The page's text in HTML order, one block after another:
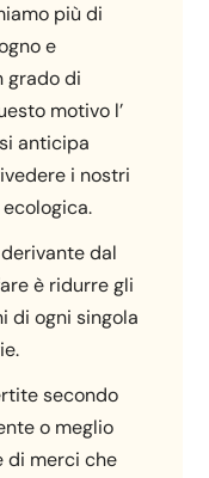
più di
e
grado di
motivo l’
anticipa
i nostri
dal
è ridurre gli
di ogni singola
secondo
o meglio
di merci che